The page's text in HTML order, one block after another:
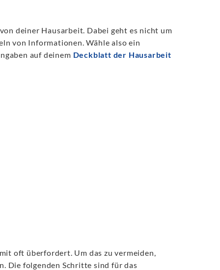
deiner Hausarbeit. Dabei geht es nicht um
von Informationen. Wähle also ein
auf deinem Deckblatt der Hausarbeit
oft überfordert. Um das zu vermeiden,
Die folgenden Schritte sind für das